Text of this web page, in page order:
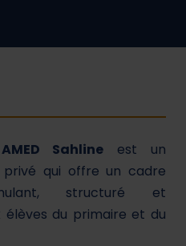
Sahline est un
qui offre un cadre
structuré et
élèves du primaire et du